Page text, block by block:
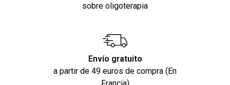
sobre oligoterapia
Envío gratuito
a partir de 49 euros de compra (En
Francia)